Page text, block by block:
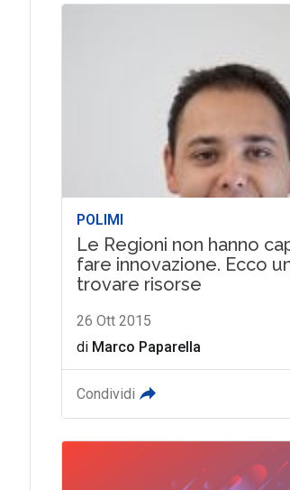
POLIMI
Le Regioni non hanno
fare innovazione. Ecco
trovare risorse
26 Ott 2015
di Marco Paparella
Condividi